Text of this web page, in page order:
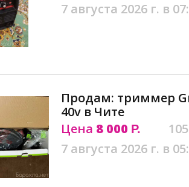
7 августа 2026 г. в
Продам: триммер
40v в Чите
Цена 8 000 Р.
7 августа 2026 г. в